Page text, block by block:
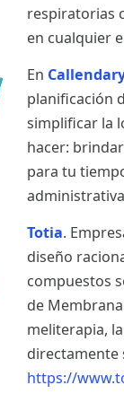
respiratorias
en cualquier
En
planificación
simplificar la
hacer:
para tu
Totia.
diseño
compuestos
de
meliterapia,
directamente
https://